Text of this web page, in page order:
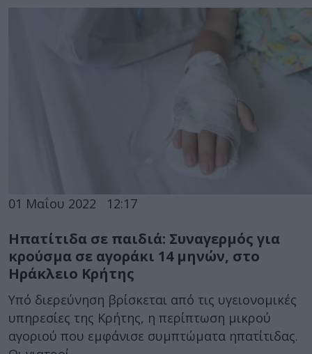
01 Μαΐου 2022 12:17
Ηπατίτιδα σε παιδιά: Συναγερμός για
κρούσμα σε αγοράκι 14 μηνών, στο
Ηράκλειο Κρήτης
Υπό διερεύνηση βρίσκεται από τις υγειονομικές
υπηρεσίες της Κρήτης, η περίπτωση μικρού
αγοριού που εμφάνισε συμπτώματα ηπατίτιδας.